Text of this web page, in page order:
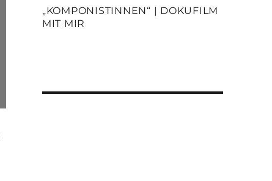
„KOMPONISTINNEN“ | DOKUFILM
MIT MIR